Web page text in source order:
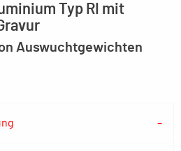
Typ RI mit
Auswuchtgewichten